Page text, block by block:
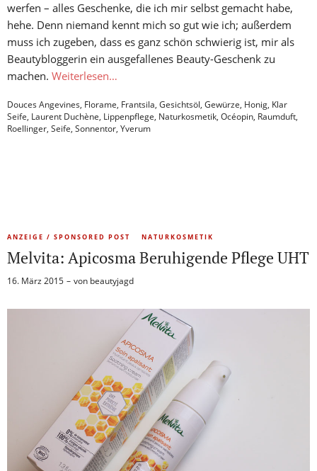
werfen – alles Geschenke, die ich mir selbst gemacht habe,
hehe. Denn niemand kennt mich so gut wie ich; außerdem
muss ich zugeben, dass es ganz schön schwierig ist, mir als
Beautybloggerin ein ausgefallenes Beauty-Geschenk zu
machen. Weiterlesen…
Douces Angevines, Florame, Frantsila, Gesichtsöl, Gewürze, Honig, Klar
Seife, Laurent Duchène, Lippenpflege, Naturkosmetik, Océopin, Raumduft,
Roellinger, Seife, Sonnentor, Yverum
ANZEIGE / SPONSORED POST NATURKOSMETIK
Melvita: Apicosma Beruhigende Pflege UHT
16. März 2015 von beautyjagd